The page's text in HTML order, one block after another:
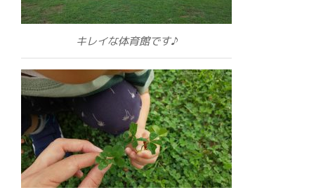
キレイな体育館です♪